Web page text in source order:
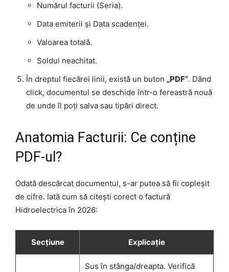
Numărul facturii (Seria).
Data emiterii și Data scadenței.
Valoarea totală.
Soldul neachitat.
În dreptul fiecărei linii, există un buton „PDF”. Dând
click, documentul se deschide într-o fereastră nouă
de unde îl poți salva sau tipări direct.
Anatomia Facturii: Ce conține
PDF-ul?
Odată descărcat documentul, s-ar putea să fii copleșit
de cifre. Iată cum să citești corect o factură
Hidroelectrica în 2026:
Secțiune Explicație
Sus în stânga/dreapta. Verifică